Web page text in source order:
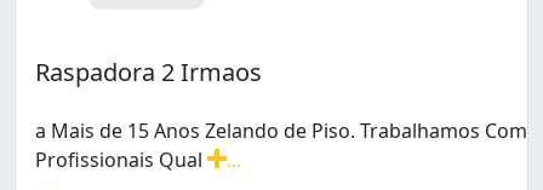
Raspadora 2 Irmaos
a Mais de 15 Anos Zelando de Piso. Trabalhamos Com
Profissionais Qual